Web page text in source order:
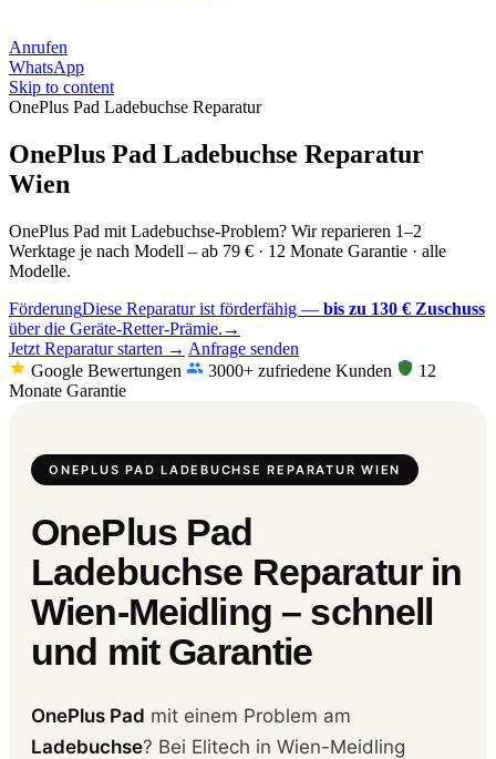
Anrufen
WhatsApp
Skip to content
OnePlus Pad Ladebuchse Reparatur
OnePlus Pad Ladebuchse Reparatur
Wien
OnePlus Pad mit Ladebuchse-Problem? Wir reparieren 1–2
Werktage je nach Modell – ab 79 € · 12 Monate Garantie · alle
Modelle.
FörderungDiese Reparatur ist förderfähig — bis zu 130 € Zuschuss
über die Geräte-Retter-Prämie. →
Jetzt Reparatur starten → Anfrage senden
Google Bewertungen
3000+ zufriedene Kunden
12
Monate Garantie
ONEPLUS PAD LADEBUCHSE REPARATUR WIEN
OnePlus Pad
Ladebuchse Reparatur in
Wien-Meidling – schnell
und mit Garantie
OnePlus Pad mit einem Problem am
Ladebuchse? Bei Elitech in Wien-Meidling